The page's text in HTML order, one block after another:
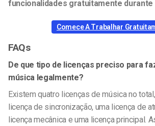
funcionalidades gratuitamente durante
Comece A Trabalhar
FAQs
De que tipo de licenças preciso para
música legalmente?
Existem quatro licenças de música no
licença de sincronização, uma licença de
licença mecânica e uma licença principal.